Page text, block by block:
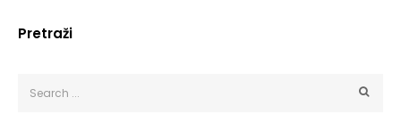
Pretraži